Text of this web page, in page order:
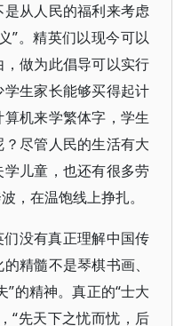
从人民的福利来考虑
”。精英们以现今可以
做为此倡导可以实行
生家长能够买得起计
机来学繁体字，学生
尽管人民的生活有大
儿童，也还有很多劳
，在温饱线上挣扎。
没有真正理解中国传
精髓不是琴棋书画、
”的精神。真正的“士大
“先天下之忧而忧，后